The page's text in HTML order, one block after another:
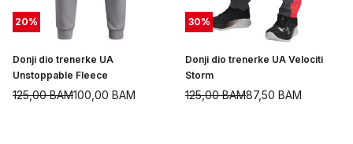
20%
Donji dio trenerke UA
Unstoppable Fleece
100,00 BAM
125,00BAM
30%
Donji dio trenerke UA Velociti
Storm
87,50 BAM
125,00BAM